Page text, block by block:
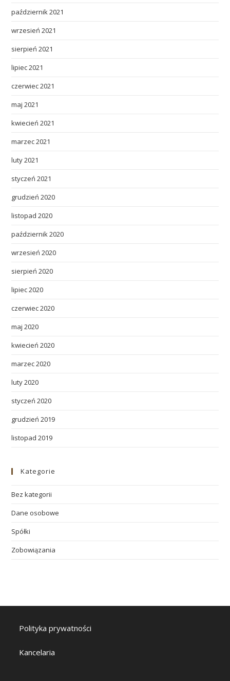
październik 2021
wrzesień 2021
sierpień 2021
lipiec 2021
czerwiec 2021
maj 2021
kwiecień 2021
marzec 2021
luty 2021
styczeń 2021
grudzień 2020
listopad 2020
październik 2020
wrzesień 2020
sierpień 2020
lipiec 2020
czerwiec 2020
maj 2020
kwiecień 2020
marzec 2020
luty 2020
styczeń 2020
grudzień 2019
listopad 2019
Kategorie
Bez kategorii
Dane osobowe
Spółki
Zobowiązania
Polityka prywatności
Kancelaria